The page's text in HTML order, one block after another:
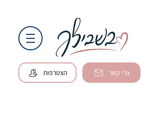
הצטרפות צרי קשר